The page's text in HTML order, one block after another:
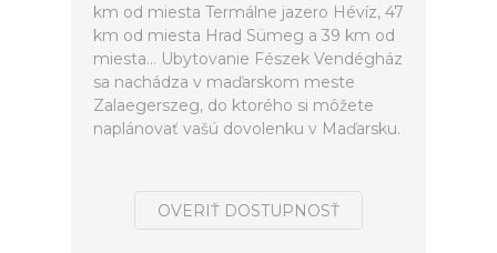
km od miesta Termálne jazero Hévíz, 47
km od miesta Hrad Sümeg a 39 km od
miesta... Ubytovanie Fészek Vendégház
sa nachádza v maďarskom meste
Zalaegerszeg, do ktorého si môžete
naplánovať vašú dovolenku v Maďarsku.
OVERIŤ DOSTUPNOSŤ